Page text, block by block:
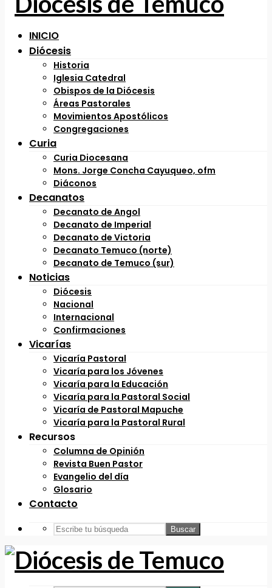
INICIO
Diócesis
Historia
Iglesia Catedral
Obispos de la Diócesis
Áreas Pastorales
Movimientos Apostólicos
Congregaciones
Curia
Curia Diocesana
Mons. Jorge Concha Cayuqueo, ofm
Diáconos
Decanatos
Decanato de Angol
Decanato de Imperial
Decanato de Victoria
Decanato Temuco (norte)
Decanato de Temuco (sur)
Noticias
Diócesis
Nacional
Internacional
Confirmaciones
Vicarías
Vicaría Pastoral
Vicaría para los Jóvenes
Vicaría para la Educación
Vicaría para la Pastoral Social
Vicaría de Pastoral Mapuche
Vicaría para la Pastoral Rural
Recursos
Columna de Opinión
Revista Buen Pastor
Evangelio del día
Glosario
Contacto
Buscar